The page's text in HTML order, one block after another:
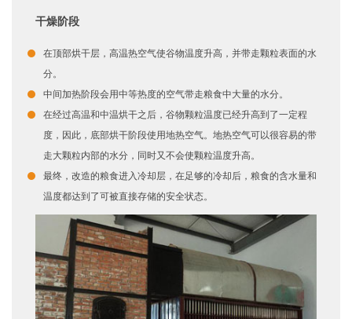
干燥阶段
在顶部烘干层，高温热空气使谷物温度升高，并带走颗粒表面的水
分。
中间加热阶段会用中等热度的空气带走粮食中大量的水分。
在经过高温和中温烘干之后，谷物颗粒温度已经升高到了一定程
度，因此，底部烘干阶段使用地热空气。地热空气可以很容易的带
走大颗粒内部的水分，同时又不会使颗粒温度升高。
最终，改造的粮食进入冷却层，在足够的冷却后，粮食的含水量和
温度都达到了可被直接存储的安全状态。